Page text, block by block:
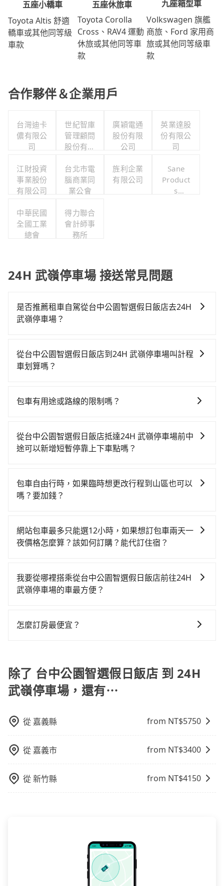
五座小轎車
Toyota Altis 舒適
轎車或其他同等級
車款
五座休旅車
Toyota Corolla
Cross、RAV4 運動
休旅或其他同等車
款
九座箱型車
Volkswagen 旗艦
商旅、Ford 家用商
旅或其他同等級車
款
合作夥伴＆企業用戶
台灣迪卡
儂有限公
司
世紀智庫
管理顧問
股份有限
廣穎電通
股份有限
公司
英業達股
份有限公
司
江財投資
事業股份
有限公司
台北市電
腦商業同
業公會
旌利企業
有限公司
Sane
Product
s
中華民國
全國工業
總會
得力聯合
會計師事
務所
24H 武嶺停車場 接送常見問題
是否推薦租車自駕從台中公園智選假日飯店去24H
武嶺停車場？
時不需要閉目養神（因為要自己開車），最重要的是你
當天就要來回，那在台中路邊可隨租隨借的iRent應該是
公園智選假日飯店到24H 武嶺停車場的花費預估為
時40元路邊停車費用預估進去，但額外的汽車保險與可
能的罰單都需自付。再者，和運的iRent只提供最基本的
或九人座可供選擇，而且無人租車最令人詬病的就是車
況，打開車門才發現仍有上一組乘客遺留的垃圾或者撞
用戶卻遲遲尚未歸還，又或者要還車時卻偏偏找不到停
車位，對於急著用車或者要載其他乘客的人來說就有不
上下車地點仍有段距離，在遇到下雨天或者載行李時，
就顯得非常不便。
從台中公園智選假日飯店到24H 武嶺停車場叫計程
車划算嗎？
灣大車隊、Uber、Line Taxi、Yoxi等，如果在路邊攔不
等叫車看看。依照里程跳錶計算，價格約為2,175~2,600
元間，若改選tripool的專車服務可再更便宜。但如果要
市的490倍。再加上台中市有些計程車司機不按錶計費，
約有27%會採現場議價，建議最好先上網預約，以免當
時，叫兩輛計程車的費用就貴了，改預約一輛tripool的
九人座廂型車最高可省$1,300。
包車有用途或路線的限制嗎？
是全台灣任何地方，只要是長途交通且途中遵守台灣法
律，無論是清明掃墓、包車旅遊、參加喜宴/喪禮、就醫
包月上下班，或者任何跨縣市接送的需求，tripool都能
滿足你。乘車前一天下午五點以前完成預約，隔天保證
從台中公園智選假日飯店抵達24H 武嶺停車場前中
途可以新增短暫停靠上下車點嗎？
園智選假日飯店前往24H 武嶺停車場的途中可備註加
點。每個加點位置，前後額外里程數5公里內加收200
包車自由行時，如果臨時想更改行程到山區也可以
嗎？要加錢？
旅步可能會根據行經的路線是否超過海拔1500公尺來進
行額外的費用收取。但是，這些費用會在您下訂單後、
心地享受旅步為您提供的服務。
網站包車最多只能選12小時，如果想訂包車兩天一
夜價格怎麼算？該如何訂購？能代訂住宿？
需要連續兩天的包車服務，可以在官網上分開預定兩天
的行程。另外，目前旅步只提供接送服務，暫不提供代
我要從哪裡搭乘從台中公園智選假日飯店前往24H
武嶺停車場的車最方便？
落，只要有路能到、Google地圖上能標註、GPS上能找
怎麼訂房最便宜？
地區、價位、人數、特殊需求來搜尋適合的旅店與房
型，更重要的是通常價格是官網的6~8折，如果又有加入
會員或者使用特定的信用卡，還可以累積點數做現金回
有Booking.com、Agoda.com、Hotels.com、
Expedia.com、Trip.com等。正常來說，線上刷卡付款
完後預定就完成，事先不用電話確認空房，事後也不用
告知付款完畢，一切都能在網路上操作。但有些較冷門
賣的現象，便有可能到了現場卻沒房可住的窘境，所以
介意多花一點錢省下這些瑣碎的事，台灣本土的AsiaYo
或者國際Airbnb都值得推薦。
除了 台中公園智選假日飯店 到 24H
武嶺停車場，還有⋯
從 嘉義縣 from NT$5750
從 嘉義市 from NT$3400
從新竹縣 from NT$4150